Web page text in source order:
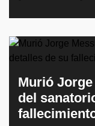
Murió
del